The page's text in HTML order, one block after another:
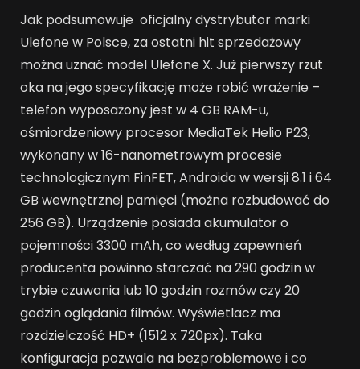
Jak podsumowuje oficjalny dystrybutor marki
Ulefone w Polsce, za ostatni hit sprzedażowy
można uznać model Ulefone X. Już pierwszy rzut
oka na jego specyfikację może robić wrażenie –
telefon wyposażony jest w 4 GB RAM-u,
ośmiordzeniowy procesor MediaTek Helio P23,
wykonany w 16-nanometrowym procesie
technologicznym FinFET, Androida w wersji 8.1 i 64
GB wewnętrznej pamięci (można rozbudować do
256 GB). Urządzenie posiada akumulator o
pojemności 3300 mAh, co według zapewnień
producenta powinno starczać na 290 godzin w
trybie czuwania lub 10 godzin rozmów czy 20
godzin oglądania filmów. Wyświetlacz ma
rozdzielczość HD+ (1512 x 720px). Taka
konfiguracja pozwala na bezproblemowe i co